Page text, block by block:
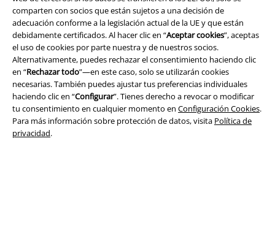
comparten con socios que están sujetos a una decisión de
adecuación conforme a la legislación actual de la UE y que están
debidamente certificados. Al hacer clic en “Aceptar cookies”, aceptas
el uso de cookies por parte nuestra y de nuestros socios.
Alternativamente, puedes rechazar el consentimiento haciendo clic
en “Rechazar todo”—en este caso, solo se utilizarán cookies
necesarias. También puedes ajustar tus preferencias individuales
haciendo clic en “Configurar”. Tienes derecho a revocar o modificar
tu consentimiento en cualquier momento en Configuración Cookies.
Para más información sobre protección de datos, visita Política de
privacidad.
Legal
Términos y Condiciones
Aviso Legal
Ley protección de datos
Eliminación de residuos y protección del medioambiente
Declaración de Conformidad